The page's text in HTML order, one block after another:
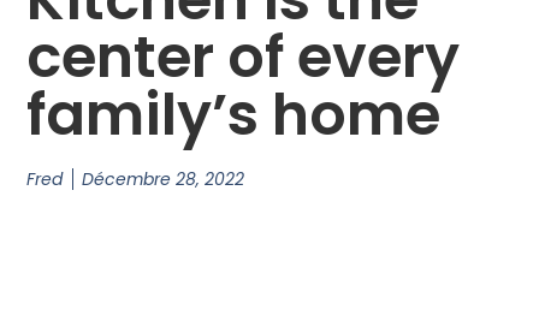
center of every
family’s home
Fred Décembre 28, 2022